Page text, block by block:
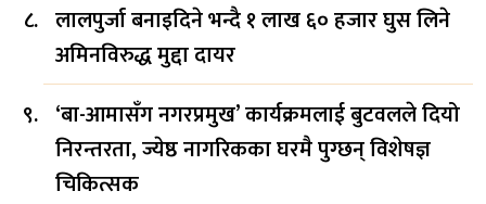
लालपुर्जा बनाइदिने भन्दै १ लाख ६० हजार घुस लिने
अमिनविरुद्ध मुद्दा दायर
‘बा-आमासँग नगरप्रमुख’ कार्यक्रमलाई बुटवलले दियो
निरन्तरता, ज्येष्ठ नागरिकका घरमै पुग्छन् विशेषज्ञ
चिकित्सक